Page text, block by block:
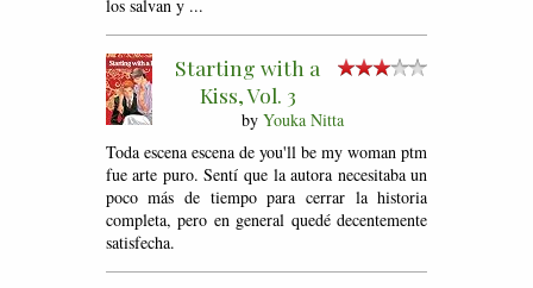
los salvan y ...
Starting with a
Kiss, Vol. 3
by Youka Nitta
Toda escena escena de you'll be my woman ptm
fue arte puro. Sentí que la autora necesitaba un
poco más de tiempo para cerrar la historia
completa, pero en general quedé decentemente
satisfecha.